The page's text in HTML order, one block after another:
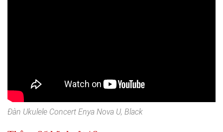
Đàn Ukulele Concert Enya Nova U, Black